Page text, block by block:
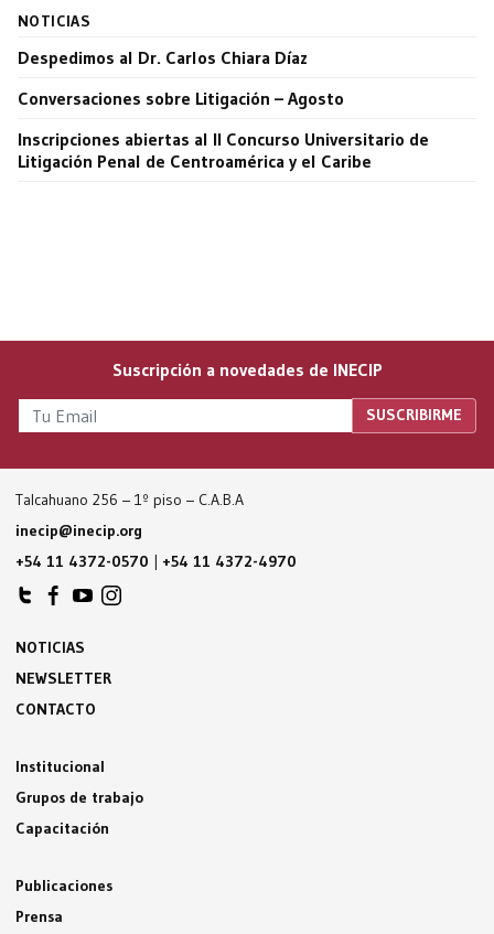
NOTICIAS
Despedimos al Dr. Carlos Chiara Díaz
Conversaciones sobre Litigación – Agosto
Inscripciones abiertas al II Concurso Universitario de
Litigación Penal de Centroamérica y el Caribe
Suscripción a novedades de INECIP
Talcahuano 256 – 1º piso – C.A.B.A
inecip@inecip.org
+54 11 4372-0570 | +54 11 4372-4970
NOTICIAS
NEWSLETTER
CONTACTO
Institucional
Grupos de trabajo
Capacitación
Publicaciones
Prensa